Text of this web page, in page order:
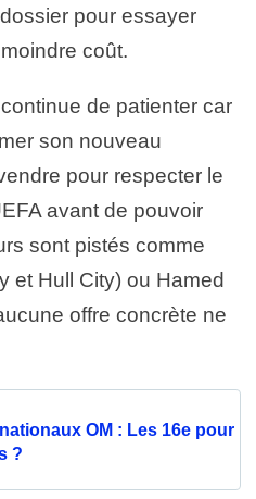
pour essayer
coût.
de patienter car
son nouveau
pour respecter le
avant de pouvoir
sont pistés comme
et Hull City) ou Hamed
offre concrète ne
OM : Les 16e pour
?